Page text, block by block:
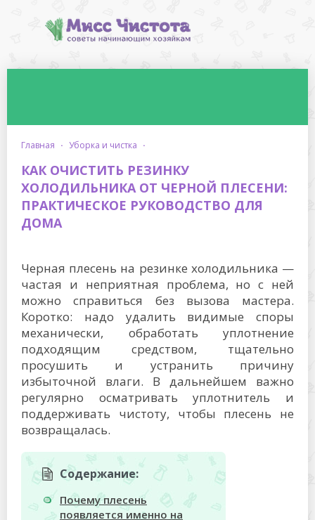
главная · уборка и чистка ·
КАК ОЧИСТИТЬ РЕЗИНКУ
ХОЛОДИЛЬНИКА ОТ ЧЕРНОЙ ПЛЕСЕНИ:
ПРАКТИЧЕСКОЕ РУКОВОДСТВО ДЛЯ
ДОМА
Черная плесень на резинке холодильника —
частая и неприятная проблема, но с ней
можно справиться без вызова мастера.
Коротко: надо удалить видимые споры
механически, обработать уплотнение
подходящим средством, тщательно
просушить и устранить причину
избыточной влаги. В дальнейшем важно
регулярно осматривать уплотнитель и
поддерживать чистоту, чтобы плесень не
возвращалась.
Содержание:
Почему плесень
появляется именно на